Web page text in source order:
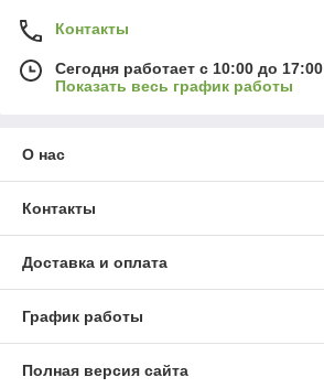
Контакты
Сегодня работает с 10:00 до 17:00
Показать весь график работы
О нас
Контакты
Доставка и оплата
График работы
Полная версия сайта